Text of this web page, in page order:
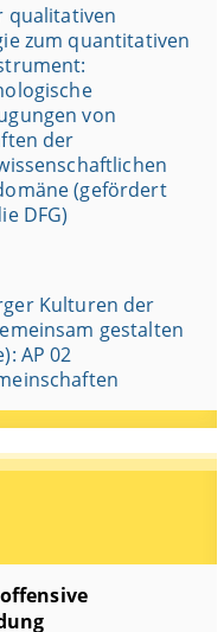
qualitativen
zum quantitativen
von
der
(gefördert
DFG)
Kulturen der
gestalten
AP 02